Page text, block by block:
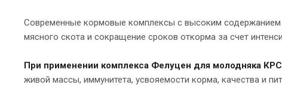
Современные кормовые комплексы с высоким содержанием
мясного скота и сокращение сроков откорма за счет
При применении комплекса Фелуцен для молодняка КРС
живой массы, иммунитета, усвояемости корма, качества и